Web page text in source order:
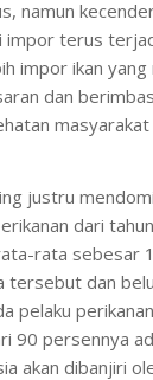
namun
impor terus
impor ikan yang
dan
masyarakat
justru
dari
rata sebesar
tersebut dan
pelaku
90 persennya
akan dibanjiri